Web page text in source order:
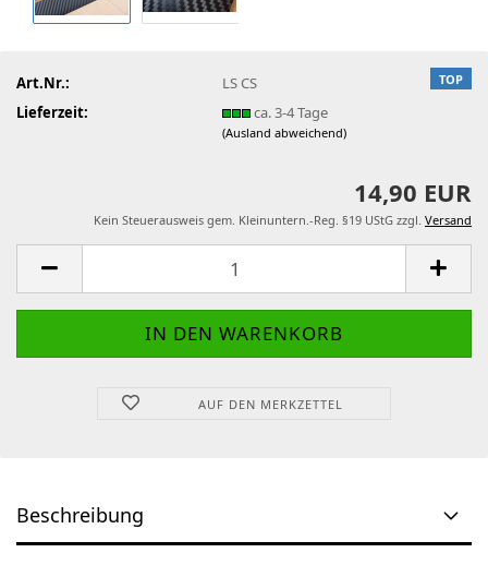
TOP
Art.Nr.:
LS CS
Lieferzeit:
ca. 3-4 Tage
(Ausland abweichend)
14,90 EUR
Kein Steuerausweis gem. Kleinuntern.-Reg. §19 UStG zzgl. Versand
AUF DEN MERKZETTEL
Beschreibung